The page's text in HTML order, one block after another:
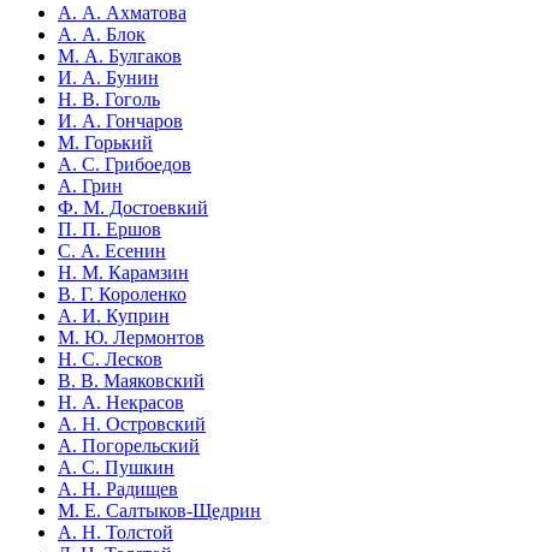
А. А. Ахматова
А. А. Блок
М. А. Булгаков
И. А. Бунин
Н. В. Гоголь
И. А. Гончаров
М. Горький
А. С. Грибоедов
А. Грин
Ф. М. Достоевкий
П. П. Ершов
С. А. Есенин
Н. М. Карамзин
В. Г. Короленко
А. И. Куприн
М. Ю. Лермонтов
Н. С. Лесков
В. В. Маяковский
Н. А. Некрасов
А. Н. Островский
А. Погорельский
А. С. Пушкин
А. Н. Радищев
М. Е. Салтыков-Щедрин
А. Н. Толстой